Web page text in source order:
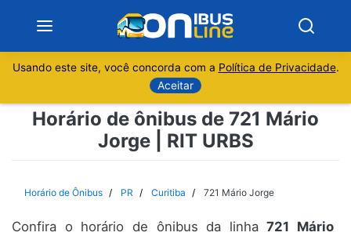
Sobre
Usando este site, você concorda com a Política de Privacidade.
Aceitar
Horário de ônibus de 721 Mário
Jorge | RIT URBS
Horário de Ônibus PR Curitiba 721 Mário Jorge
Confira o horário de ônibus da linha721 Mário